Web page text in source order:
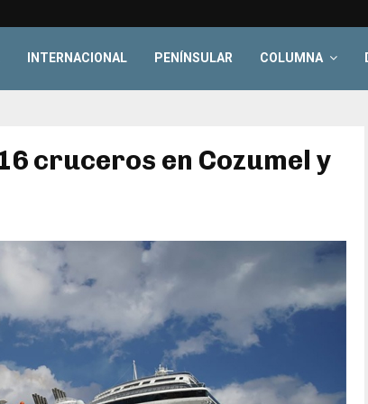
INTERNACIONAL PENÍNSULAR COLUMNA
cruceros en Cozumel y